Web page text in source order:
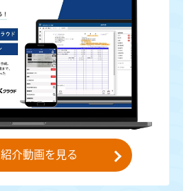
紹介動画を見る